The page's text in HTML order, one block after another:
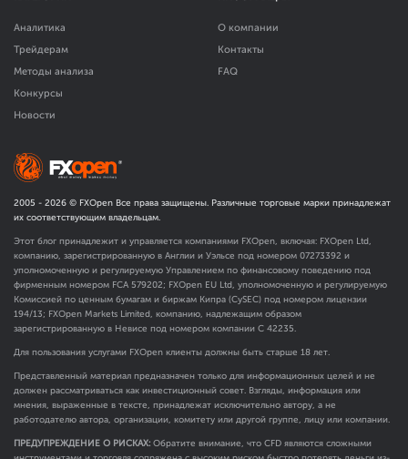
Аналитика
Трейдерам
Методы анализа
Конкурсы
Новости
О компании
Контакты
FAQ
2005 - 2026 © FXOpen Все права защищены. Различные торговые марки принадлежат
их соответствующим владельцам.
Этот блог принадлежит и управляется компаниями FXOpen, включая: FXOpen Ltd,
компанию, зарегистрированную в Англии и Уэльсе под номером 07273392 и
уполномоченную и регулируемую Управлением по финансовому поведению под
фирменным номером FCA 579202; FXOpen EU Ltd, уполномоченную и регулируемую
Комиссией по ценным бумагам и биржам Кипра (CySEC) под номером лицензии
194/13; FXOpen Markets Limited, компанию, надлежащим образом
зарегистрированную в Невисе под номером компании C 42235.
Для пользования услугами FXOpen клиенты должны быть старше 18 лет.
Представленный материал предназначен только для информационных целей и не
должен рассматриваться как инвестиционный совет. Взгляды, информация или
мнения, выраженные в тексте, принадлежат исключительно автору, а не
работодателю автора, организации, комитету или другой группе, лицу или компании.
ПРЕДУПРЕЖДЕНИЕ О РИСКАХ: Обратите внимание, что CFD являются сложными